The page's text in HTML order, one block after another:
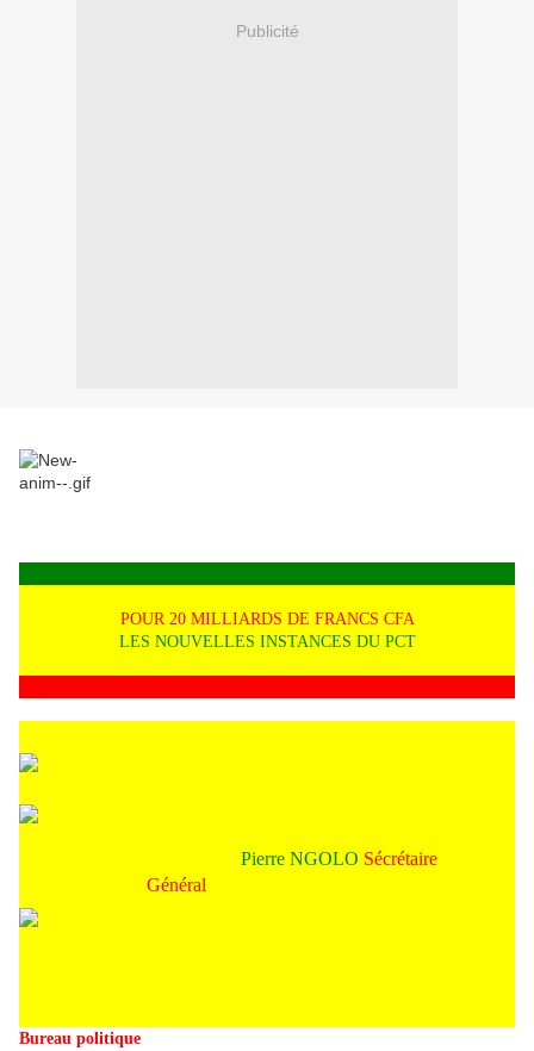
Publicité
POUR 20 MILLIARDS DE FRANCS CFA
LES NOUVELLES INSTANCES DU PCT
Pierre NGOLO Sécrétaire
Général
Bureau politique